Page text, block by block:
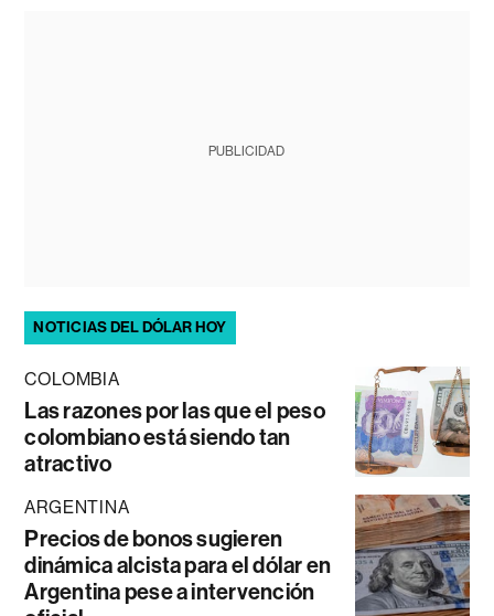
PUBLICIDAD
NOTICIAS DEL DÓLAR HOY
COLOMBIA
Las razones por las que el peso
colombiano está siendo tan
atractivo
ARGENTINA
Precios de bonos sugieren
dinámica alcista para el dólar en
Argentina pese a intervención